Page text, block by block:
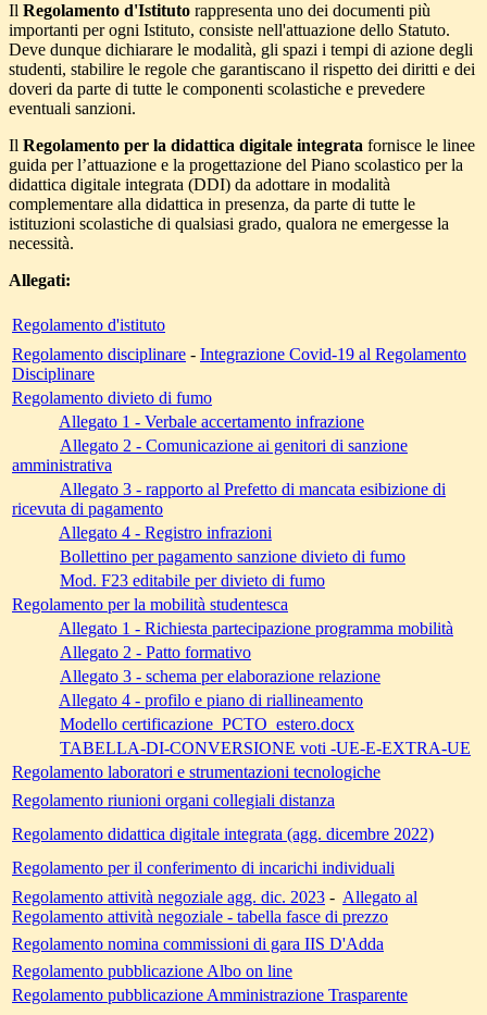
Il Regolamento d'Istituto rappresenta uno dei documenti più
importanti per ogni Istituto, consiste nell'attuazione dello Statuto.
Deve dunque dichiarare le modalità, gli spazi i tempi di azione degli
studenti, stabilire le regole che garantiscano il rispetto dei diritti e dei
doveri da parte di tutte le componenti scolastiche e prevedere
eventuali sanzioni.
Il Regolamento per la didattica digitale integrata fornisce le linee
guida per l’attuazione e la progettazione del Piano scolastico per la
didattica digitale integrata (DDI) da adottare in modalità
complementare alla didattica in presenza, da parte di tutte le
istituzioni scolastiche di qualsiasi grado, qualora ne emergesse la
necessità.
Allegati:
Regolamento d'istituto
Regolamento disciplinare - Integrazione Covid-19 al Regolamento
Disciplinare
Regolamento divieto di fumo
Allegato 1 - Verbale accertamento infrazione
Allegato 2 - Comunicazione ai genitori di sanzione
amministrativa
Allegato 3 - rapporto al Prefetto di mancata esibizione di
ricevuta di pagamento
Allegato 4 - Registro infrazioni
Bollettino per pagamento sanzione divieto di fumo
Mod. F23 editabile per divieto di fumo
Regolamento per la mobilità studentesca
Allegato 1 - Richiesta partecipazione programma mobilità
Allegato 2 - Patto formativo
Allegato 3 - schema per elaborazione relazione
Allegato 4 - profilo e piano di riallineamento
Modello certificazione_PCTO_estero.docx
TABELLA-DI-CONVERSIONE voti -UE-E-EXTRA-UE
Regolamento laboratori e strumentazioni tecnologiche
Regolamento riunioni organi collegiali distanza
Regolamento didattica digitale integrata (agg. dicembre 2022)
Regolamento per il conferimento di incarichi individuali
Regolamento attività negoziale agg. dic. 2023 - Allegato al
Regolamento attività negoziale - tabella fasce di prezzo
Regolamento nomina commissioni di gara IIS D'Adda
Regolamento pubblicazione Albo on line
Regolamento pubblicazione Amministrazione Trasparente